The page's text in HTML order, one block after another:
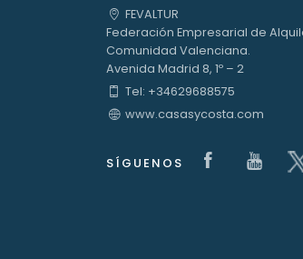
FEVALTUR
Federación Empresarial de
Comunidad Valenciana.
Avenida Madrid 8, 1º – 2
Tel: +34629688575
www.casasycosta.com
SÍGUENOS Visit